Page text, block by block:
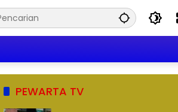
PEWARTA TV